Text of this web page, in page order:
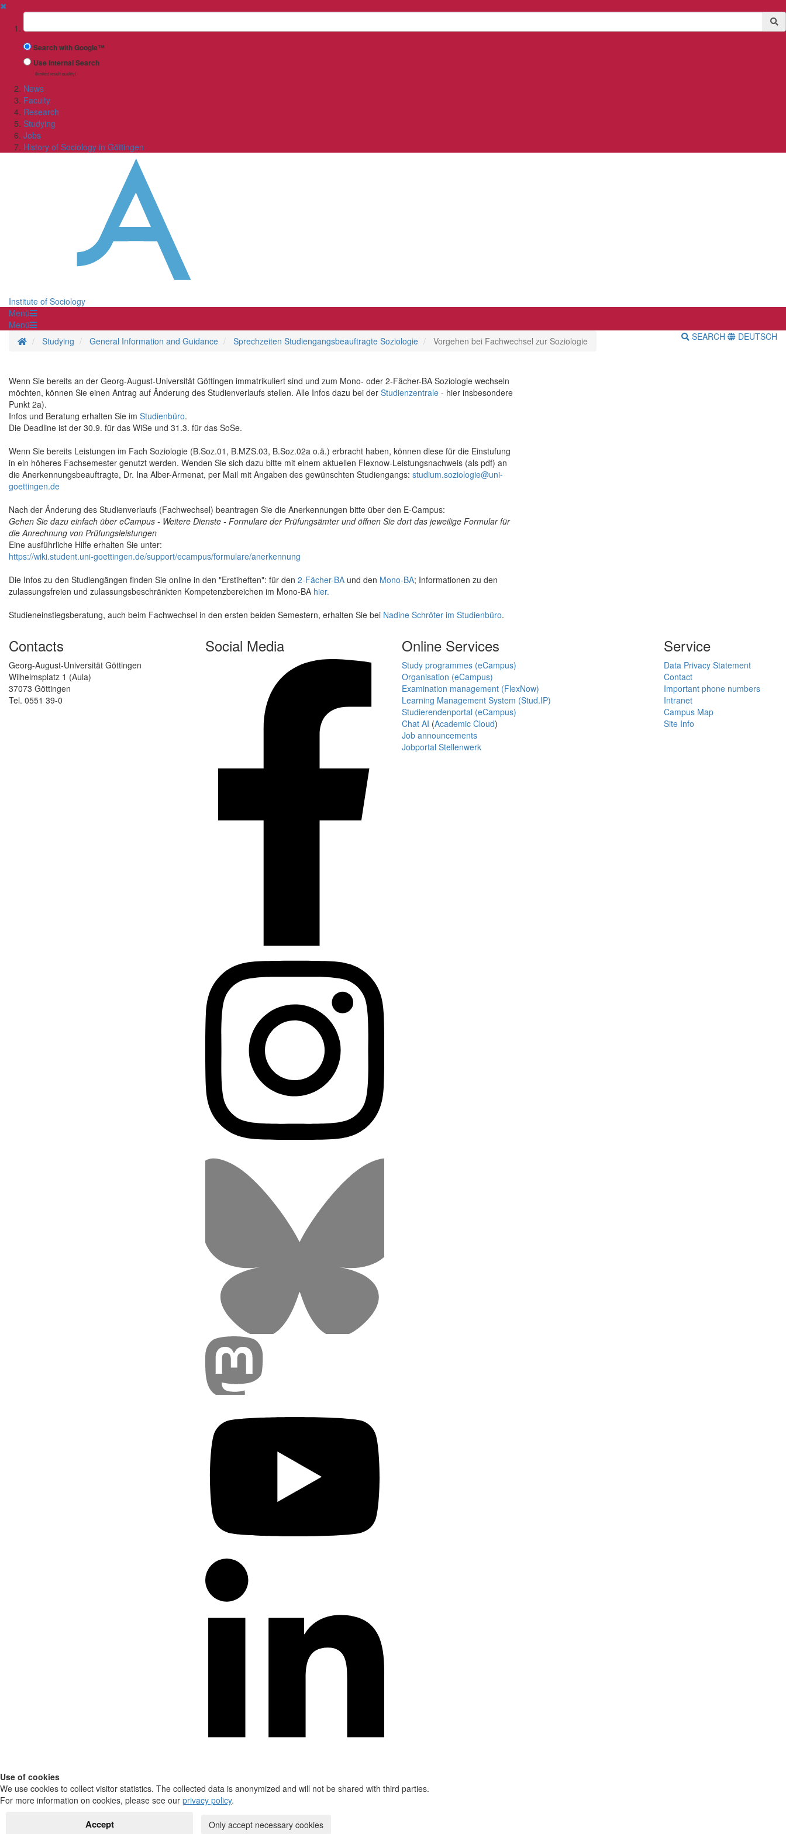
✖
Suchbegriff
Search with Google™
Use Internal Search
(limited result quality)
News
Faculty
Research
Studying
Jobs
History of Sociology in Göttingen
Institute of Sociology
Menü
Menü
Homepage
Studying General Information and Guidance Sprechzeiten Studiengangsbeauftragte Soziologie Vorgehen bei Fachwechsel zur Soziologie SEARCH DEUTSCH
Wenn Sie bereits an der Georg-August-Universität Göttingen immatrikuliert sind und zum Mono- oder 2-Fächer-BA Soziologie wechseln
möchten, können Sie einen Antrag auf Änderung des Studienverlaufs stellen. Alle Infos dazu bei der Studienzentrale - hier insbesondere
Punkt 2a).
Infos und Beratung erhalten Sie im Studienbüro.
Die Deadline ist der 30.9. für das WiSe und 31.3. für das SoSe.
Wenn Sie bereits Leistungen im Fach Soziologie (B.Soz.01, B.MZS.03, B.Soz.02a o.ä.) erbracht haben, können diese für die Einstufung
in ein höheres Fachsemester genutzt werden. Wenden Sie sich dazu bitte mit einem aktuellen Flexnow-Leistungsnachweis (als pdf) an
die Anerkennungsbeauftragte, Dr. Ina Alber-Armenat, per Mail mit Angaben des gewünschten Studiengangs: studium.soziologie@uni-
goettingen.de
Nach der Änderung des Studienverlaufs (Fachwechsel) beantragen Sie die Anerkennungen bitte über den E-Campus:
Gehen Sie dazu einfach über eCampus - Weitere Dienste - Formulare der Prüfungsämter und öffnen Sie dort das jeweilige Formular für
die Anrechnung von Prüfungsleistungen
Eine ausführliche Hilfe erhalten Sie unter:
https://wiki.student.uni-goettingen.de/support/ecampus/formulare/anerkennung
Die Infos zu den Studiengängen finden Sie online in den "Erstiheften": für den 2-Fächer-BA und den Mono-BA; Informationen zu den
zulassungsfreien und zulassungsbeschränkten Kompetenzbereichen im Mono-BA hier.
Studieneinstiegsberatung, auch beim Fachwechsel in den ersten beiden Semestern, erhalten Sie bei Nadine Schröter im Studienbüro.
Contacts
Georg-August-Universität Göttingen
Wilhelmsplatz 1 (Aula)
37073 Göttingen
Tel. 0551 39-0
Social Media Online Services
Study programmes (eCampus)
Organisation (eCampus)
Examination management (FlexNow)
Learning Management System (Stud.IP)
Studierendenportal (eCampus)
Chat AI (Academic Cloud)
Job announcements
Jobportal Stellenwerk
Service
Data Privacy Statement
Contact
Important phone numbers
Intranet
Campus Map
Site Info
Use of cookies
We use cookies to collect visitor statistics. The collected data is anonymized and will not be shared with third parties.
For more information on cookies, please see our privacy policy.
Accept Only accept necessary cookies